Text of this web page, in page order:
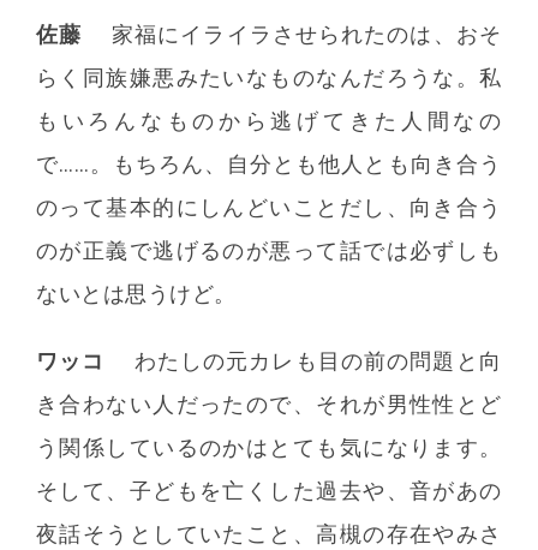
佐藤
家福にイライラさせられたのは、おそ
らく同族嫌悪みたいなものなんだろうな。私
もいろんなものから逃げてきた人間なの
で……。もちろん、自分とも他人とも向き合う
のって基本的にしんどいことだし、向き合う
のが正義で逃げるのが悪って話では必ずしも
ないとは思うけど。
ワッコ
わたしの元カレも目の前の問題と向
き合わない人だったので、それが男性性とど
う関係しているのかはとても気になります。
そして、子どもを亡くした過去や、音があの
夜話そうとしていたこと、高槻の存在やみさ